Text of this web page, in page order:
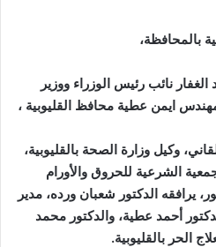
بالمحافظة،
نائب رئيس الوزراء ووزير
ايمن عطية محافظ القليوبية ،
وكيل وزارة الصحة بالقليوبية،
الشرعية للحروق والأورام
يرافقه الدكتور شعبان ورده، مدير
أحمد عطية، والدكتور محمد
الحر بالقليوبية.